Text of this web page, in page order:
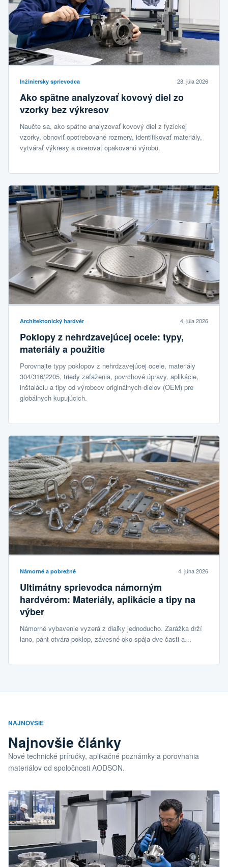
Inžiniersky sprievodca 28. júla 2026
Ako spätne analyzovať kovový diel zo
vzorky bez výkresov
Naučte sa, ako spätne analyzovať kovový diel z fyzickej
vzorky, obnoviť opotrebované rozmery, identifikovať materiály,
vytvárať výkresy a overovať opakovanú výrobu.
Architektonický hardvér 4. júla 2026
Poklopy z nehrdzavejúcej ocele: typy,
materiály a použitie
Porovnajte typy poklopov z nehrdzavejúcej ocele, materiály
304/316/2205, triedy zaťaženia, povrchové úpravy, aplikácie,
inštaláciu a tipy od výrobcov originálnych dielov (OEM) pre
globálnych kupujúcich.
Námorné a pobrežné 4. júna 2026
Ultimátny sprievodca námorným
hardvérom: Materiály, aplikácie a tipy na
výber
Námorné vybavenie vyzerá z diaľky jednoducho. Zarážka drží
lano, pánt otvára poklop, závesné oko spája dve časti a…
NAJNOVŠIE
Najnovšie články
Nové technické príručky, aplikačné poznámky a porovnania
materiálov od spoločnosti AODSON.